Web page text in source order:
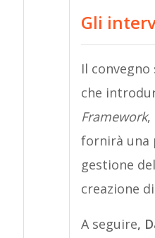
Gli
Il
che
Framework,
fornirà una
gestione
creazione
A seguire,